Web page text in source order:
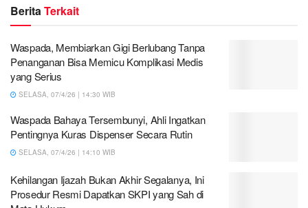
BeritaTerkait
Waspada, Membiarkan Gigi Berlubang Tanpa
Penanganan Bisa Memicu Komplikasi Medis
yang Serius
SELASA, 07/4/26 | 14:30 WIB
Waspada Bahaya Tersembunyi, Ahli Ingatkan
Pentingnya Kuras Dispenser Secara Rutin
SELASA, 07/4/26 | 14:10 WIB
Kehilangan Ijazah Bukan Akhir Segalanya, Ini
Prosedur Resmi Dapatkan SKPI yang Sah di